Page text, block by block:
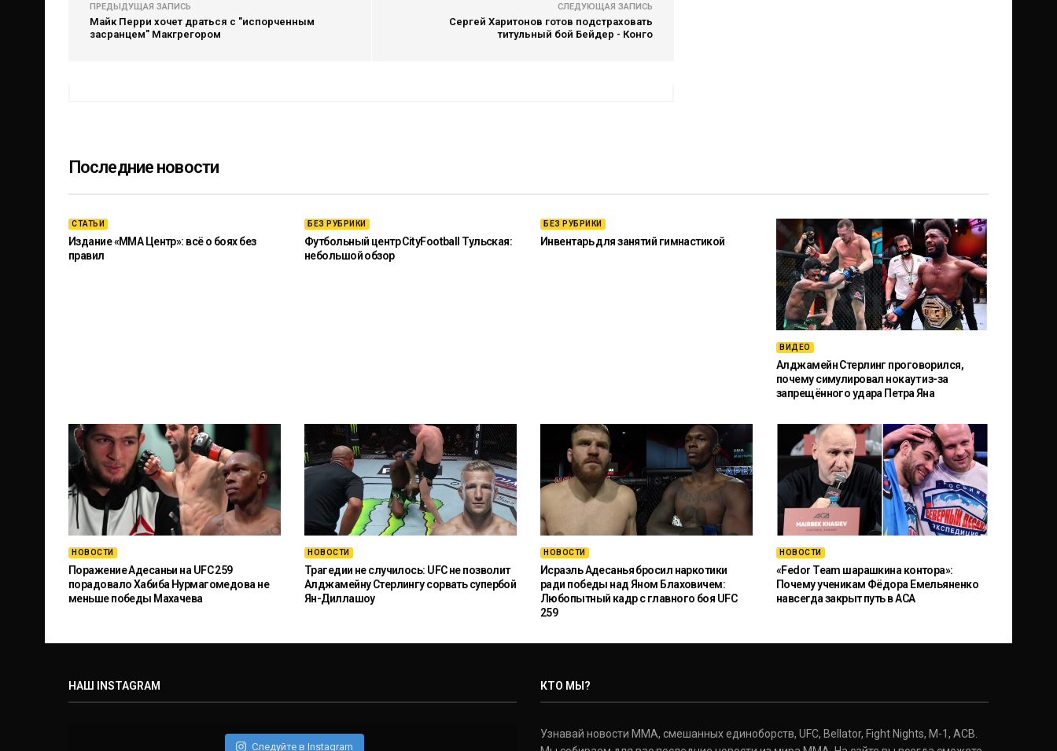
ПРЕДЫДУЩАЯ ЗАПИСЬ
Майк Перри хочет драться с "испорченным
засранцем" Макгрегором
СЛЕДУЮЩАЯ ЗАПИСЬ
Сергей Харитонов готов подстраховать
титульный бой Бейдер - Конго
Последние новости
СТАТЬИ
Издание «ММА Центр»: всё о боях без
правил
БЕЗ РУБРИКИ
Футбольный центр CityFootball Тульская:
небольшой обзор
БЕЗ РУБРИКИ
Инвентарь для занятий гимнастикой
ВИДЕО
Алджамейн Стерлинг проговорился,
почему симулировал нокаут из-за
запрещённого удара Петра Яна
НОВОСТИ
Поражение Адесаньи на UFC 259
порадовало Хабиба Нурмагомедова не
меньше победы Махачева
НОВОСТИ
Трагедии не случилось: UFC не позволит
Алджамейну Стерлингу сорвать супербой
Ян-Диллашоу
НОВОСТИ
Исраэль Адесанья бросил наркотики
ради победы над Яном Блаховичем:
Любопытный кадр с главного боя UFC
259
НОВОСТИ
«Fedor Team шарашкина контора»:
Почему ученикам Фёдора Емельяненко
навсегда закрыт путь в ACA
НАШ INSTAGRAM
Следуйте в Instagram
КТО МЫ?
Узнавай новости ММА, смешанных единоборств, UFC, Bellator, Fight Nights, M-1, ACB.